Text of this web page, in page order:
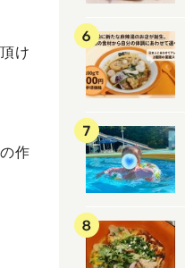
け
作